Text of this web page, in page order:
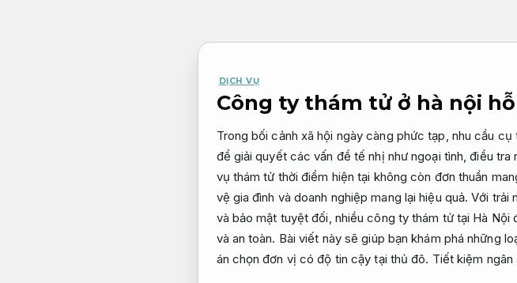
DỊCH VỤ
Công ty thám tử ở hà nội
Trong bối cảnh xã hội ngày càng phức tạp, nhu cầu cụ
để giải quyết các vấn đề tế nhị như ngoại tình, điều
vụ thám tử thời điểm hiện tại không còn đơn thuần
vệ gia đình và doanh nghiệp mang lại hiệu quả. Với
và bảo mật tuyệt đối, nhiều công ty thám tử tại Hà
và an toàn. Bài viết này sẽ giúp bạn khám phá những
án chọn đơn vị có độ tin cậy tại thủ đô. Tiết kiệm ngân